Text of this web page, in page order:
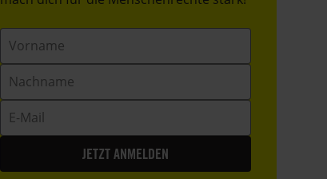
Vorname
Nachname
E-
Mail